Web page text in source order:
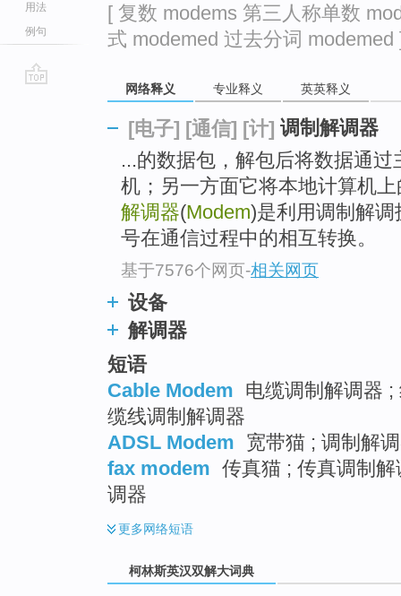
用法
例句
[ 复数 modems 第三人称单数
式 modemed 过去分词 modemed
网络释义 专业释义 英英释义
[电子] [通信] [计] 调制解调器
...的数据包，解包后将数据通
机；另一方面它将本地计算机
解调器(Modem)是利用调制解
号在通信过程中的相互转换。
基于7576个网页-相关网页
设备
解调器
短语
Cable Modem 电缆调制解调器
缆线调制解调器
ADSL Modem 宽带猫 ; 调制解
fax modem 传真猫 ; 传真调制
调器
更多网络短语
柯林斯英汉双解大词典